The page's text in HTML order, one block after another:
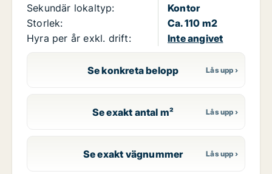
Sekundär lokaltyp:
Kontor
Storlek:
Ca. 110 m2
Hyra per år exkl. drift:
Inte angivet
Se konkreta belopp
Se exakt antal m²
Se exakt vägnummer